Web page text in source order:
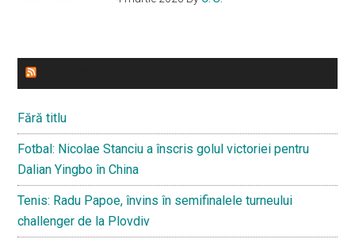
Fără titlu
Fotbal: Nicolae Stanciu a înscris golul victoriei pentru
Dalian Yingbo în China
Tenis: Radu Papoe, învins în semifinalele turneului
challenger de la Plovdiv